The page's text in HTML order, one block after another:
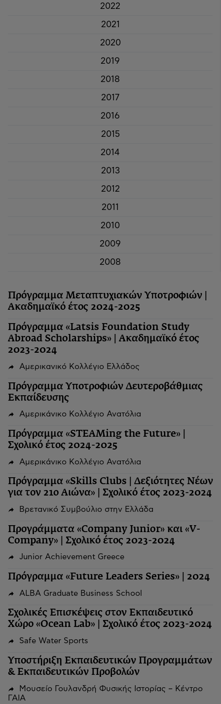
2022
2021
2020
2019
2018
2017
2016
2015
2014
2013
2012
2011
2010
2009
2008
Πρόγραμμα Μεταπτυχιακών Υποτροφιών |
Ακαδημαϊκό έτος 2024-2025
Πρόγραμμα «Latsis Foundation Study
Abroad Scholarships» | Ακαδημαϊκό έτος
2023-2024
Αμερικανικό Κολλέγιο Ελλάδος
Πρόγραμμα Υποτροφιών Δευτεροβάθμιας
Εκπαίδευσης
Αμερικάνικο Κολλέγιο Ανατόλια
Πρόγραμμα «STEAMing the Future» |
Σχολικό έτος 2024-2025
Αμερικάνικο Κολλέγιο Ανατόλια
Πρόγραμμα «Skills Clubs | Δεξιότητες Νέων
για τον 21ο Αιώνα» | Σχολικό έτος 2023-2024
Βρετανικό Συμβούλιο στην Ελλάδα
Προγράμματα «Company Junior» και «V-
Company» | Σχολικό έτος 2023-2024
Junior Achievement Greece
Πρόγραμμα «Future Leaders Series» | 2024
ALBA Graduate Business School
Σχολικές Επισκέψεις στον Εκπαιδευτικό
Χώρο «Ocean Lab» | Σχολικό έτος 2023-2024
Safe Water Sports
Υποστήριξη Εκπαιδευτικών Προγραμμάτων
& Εκπαιδευτικών Προβολών
Μουσείο Γουλανδρή Φυσικής Ιστορίας – Κέντρο
ΓΑΙΑ